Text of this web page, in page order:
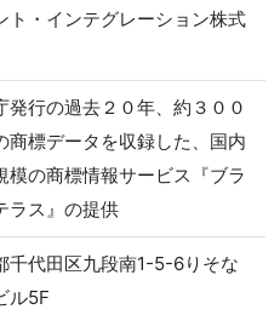
ト・インテグレーション株式
発行の過去２０年、約３００
商標データを収録した、国内
模の商標情報サービス『ブラ
ラス』の提供
千代田区九段南1-5-6りそな
ル5F